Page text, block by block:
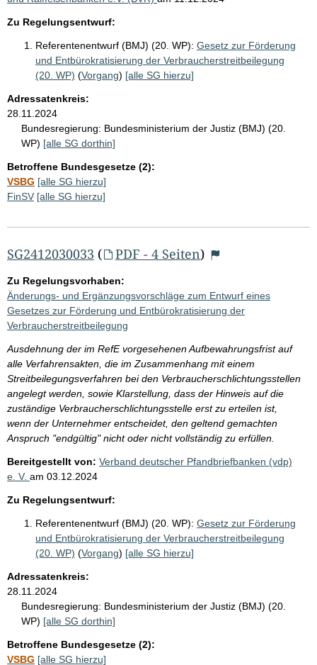
Zu Regelungsentwurf:
Referentenentwurf (BMJ) (20. WP): Gesetz zur Förderung
und Entbürokratisierung der Verbraucherstreitbeilegung
(20. WP) (Vorgang) [alle SG hierzu]
Adressatenkreis:
28.11.2024
Bundesregierung: Bundesministerium der Justiz (BMJ) (20.
WP) [alle SG dorthin]
Betroffene Bundesgesetze (2):
VSBG [alle SG hierzu]
FinSV [alle SG hierzu]
SG2412030033 ( PDF - 4 Seiten)
Zu Regelungsvorhaben:
Änderungs- und Ergänzungsvorschläge zum Entwurf eines
Gesetzes zur Förderung und Entbürokratisierung der
Verbraucherstreitbeilegung
Ausdehnung der im RefE vorgesehenen Aufbewahrungsfrist auf
alle Verfahrensakten, die im Zusammenhang mit einem
Streitbeilegungsverfahren bei den Verbraucherschlichtungsstellen
angelegt werden, sowie Klarstellung, dass der Hinweis auf die
zuständige Verbraucherschlichtungsstelle erst zu erteilen ist,
wenn der Unternehmer entscheidet, den geltend gemachten
Anspruch "endgültig" nicht oder nicht vollständig zu erfüllen.
Bereitgestellt von: Verband deutscher Pfandbriefbanken (vdp)
e. V. am 03.12.2024
Zu Regelungsentwurf:
Referentenentwurf (BMJ) (20. WP): Gesetz zur Förderung
und Entbürokratisierung der Verbraucherstreitbeilegung
(20. WP) (Vorgang) [alle SG hierzu]
Adressatenkreis:
28.11.2024
Bundesregierung: Bundesministerium der Justiz (BMJ) (20.
WP) [alle SG dorthin]
Betroffene Bundesgesetze (2):
VSBG [alle SG hierzu]